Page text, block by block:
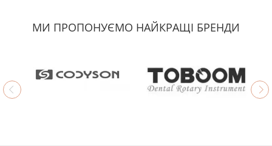
МИ ПРОПОНУЄМО НАЙКРАЩІ БРЕНДИ